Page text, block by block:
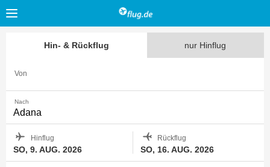
Hin- & Rückflug nur Hinflug
Von
Nach
Hinflug
SO, 9. AUG. 2026
Rückflug
SO, 16. AUG. 2026